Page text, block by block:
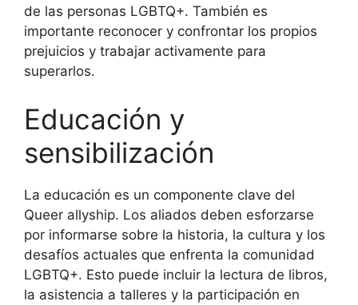
de las personas LGBTQ+. También es
importante reconocer y confrontar los propios
prejuicios y trabajar activamente para
superarlos.
Educación y
sensibilización
La educación es un componente clave del
Queer allyship. Los aliados deben esforzarse
por informarse sobre la historia, la cultura y los
desafíos actuales que enfrenta la comunidad
LGBTQ+. Esto puede incluir la lectura de libros,
la asistencia a talleres y la participación en